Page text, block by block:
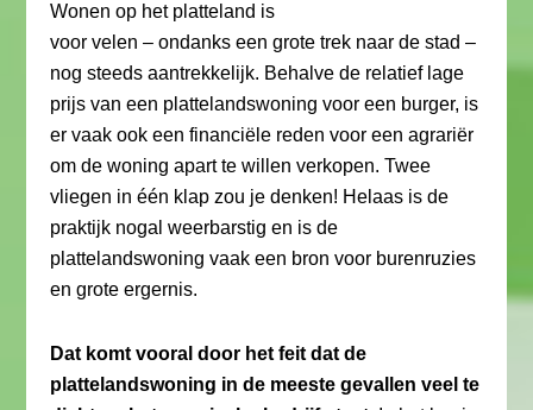
Wonen op het platteland is
voor velen – ondanks een grote trek naar de stad –
nog steeds aantrekkelijk. Behalve de relatief lage
prijs van een plattelandswoning voor een burger, is
er vaak ook een financiële reden voor een agrariër
om de woning apart te willen verkopen. Twee
vliegen in één klap zou je denken! Helaas is de
praktijk nogal weerbarstig en is de
plattelandswoning vaak een bron voor burenruzies
en grote ergernis.
Dat komt vooral door het feit dat de
plattelandswoning in de meeste gevallen veel te